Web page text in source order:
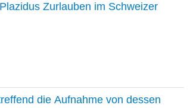
Zurlauben im Schweizer
die Aufnahme von dessen